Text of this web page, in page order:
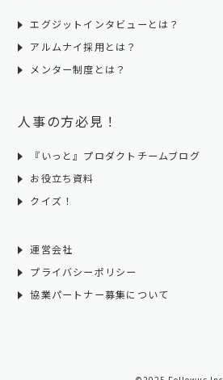
エグジットインタビューとは？
アルムナイ採用とは？
メンター制度とは？
人事の方必見！
『いっと』プロダクトチームブログ
お役立ち資料
クイズ！
運営会社
プライバシーポリシー
協業パートナー募集について